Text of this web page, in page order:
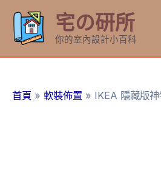
要
宅の研所
你的室內設計小百科
首頁 軟裝佈置 IKEA 隱藏版